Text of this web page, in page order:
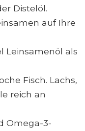
Distelöl.
auf Ihre
Leinsamenöl als
Fisch. Lachs,
reich an
Omega-3-